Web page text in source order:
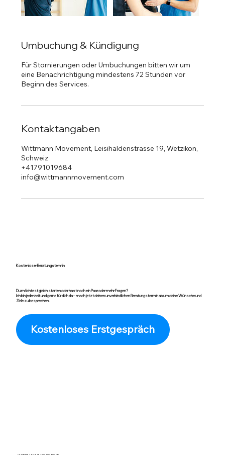
Umbuchung & Kündigung
Für Stornierungen oder Umbuchungen bitten wir um
eine Benachrichtigung mindestens 72 Stunden vor
Beginn des Services.
Kontaktangaben
Wittmann Movement, Leisihaldenstrasse 19, Wetzikon,
Schweiz
+41791019684
info@wittmannmovement.com
Kostenloser Beratungstermin
Du möchtest gleich starten oder hast noch ein Paar oder mehr Fragen?
Ich bin jederzeit und gerne für dich da – mach jetzt deinen unverbindlichen Beratungstermin ab um deine Wünsche und
Ziele zu besprechen.
Kostenloses Erstgespräch